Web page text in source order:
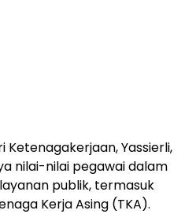
Ketenagakerjaan, Yassierli,
nilai-nilai pegawai dalam
publik, termasuk
Kerja Asing (TKA).